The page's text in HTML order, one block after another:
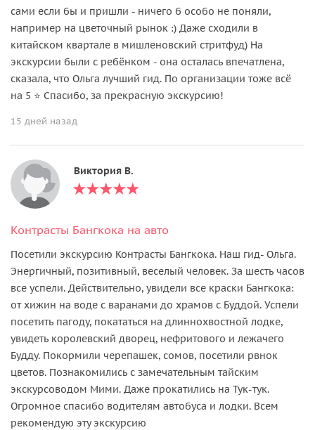
сами если бы и пришли - ничего б особо не поняли,
например на цветочный рынок :) Даже сходили в
китайском квартале в мишленовский стритфуд) На
экскурсии были с ребёнком - она осталась впечатлена,
сказала, что Ольга лучший гид. По организации тоже всё
на 5 ⭐ Спасибо, за прекрасную экскурсию!
15 дней назад
Виктория В.
Контрасты Бангкока на авто
Посетили экскурсию Контрасты Бангкока. Наш гид- Ольга.
Энергичный, позитивный, веселый человек. За шесть часов
все успели. Действительно, увидели все краски Бангкока:
от хижин на воде с варанами до храмов с Буддой. Успели
посетить пагоду, покататься на длиннохвостной лодке,
увидеть королевский дворец, нефритового и лежачего
Будду. Покормили черепашек, сомов, посетили рвнок
цветов. Познакомились с замечательным тайским
экскурсоводом Мими. Даже прокатились на Тук-тук.
Огромное спасибо водителям автобуса и лодки. Всем
рекомендую эту экскурсию